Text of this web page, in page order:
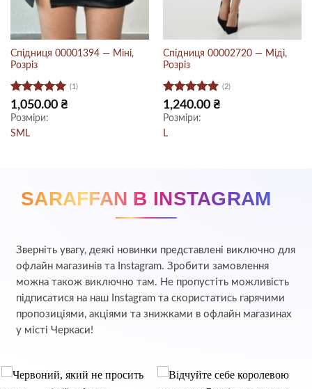
Спідниця 00001394 — Міні,
Розріз
Оцінено в
5з 5
(1)
1,050.00 ₴
Розміри:
S M L
Спідниця 00002720 — Міді,
Розріз
Оцінено в
5з 5
(2)
1,240.00 ₴
Розміри:
L
SARAFFAN В INSTAGRAM
Зверніть увагу, деякі новинки представлені виключно для
офлайн магазинів та Instagram. Зробити замовлення
можна також виключно там. Не пропустіть можливість
підписатися на наш Instagram та скористатись гарячими
пропозиціями, акціями та знижками в офлайн магазинах
у місті Черкаси!